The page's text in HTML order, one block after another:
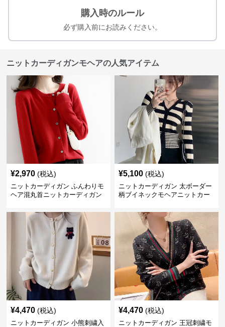
購入時のルール
必ず購入前にお読みください。
ニットカーディガンモヘアの人気アイテム
¥2,970 (税込)
ニットカーディガン ふんわりモ
ヘア混丸首ニットカーディガン
¥5,100 (税込)
ニットカーディガン 太ボーダー
柄ブイネックモヘアニットカー
¥4,470 (税込)
ニットカーディガン 小熊刺繍入
¥4,470 (税込)
ニットカーディガン 王冠刺繍モ